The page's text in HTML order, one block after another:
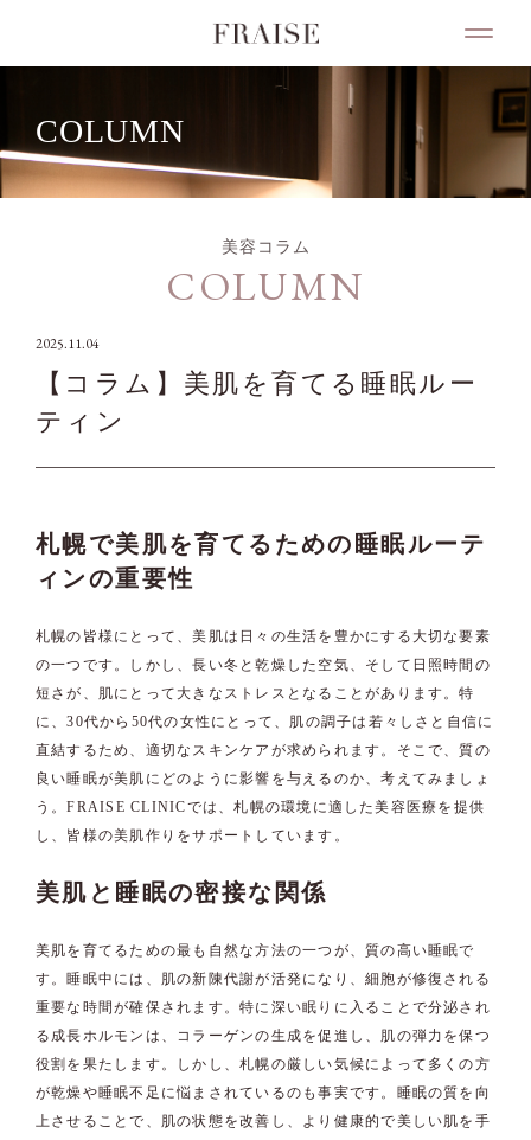
COLUMN
美容コラム
COLUMN
2025.11.04
【コラム】美肌を育てる睡眠ルー
ティン
札幌で美肌を育てるための睡眠ルーテ
ィンの重要性
札幌の皆様にとって、美肌は日々の生活を豊かにする大切な要素
の一つです。しかし、長い冬と乾燥した空気、そして日照時間の
短さが、肌にとって大きなストレスとなることがあります。特
に、30代から50代の女性にとって、肌の調子は若々しさと自信に
直結するため、適切なスキンケアが求められます。そこで、質の
良い睡眠が美肌にどのように影響を与えるのか、考えてみましょ
う。FRAISE CLINICでは、札幌の環境に適した美容医療を提供
し、皆様の美肌作りをサポートしています。
美肌と睡眠の密接な関係
美肌を育てるための最も自然な方法の一つが、質の高い睡眠で
す。睡眠中には、肌の新陳代謝が活発になり、細胞が修復される
重要な時間が確保されます。特に深い眠りに入ることで分泌され
る成長ホルモンは、コラーゲンの生成を促進し、肌の弾力を保つ
役割を果たします。しかし、札幌の厳しい気候によって多くの方
が乾燥や睡眠不足に悩まされているのも事実です。睡眠の質を向
上させることで、肌の状態を改善し、より健康的で美しい肌を手